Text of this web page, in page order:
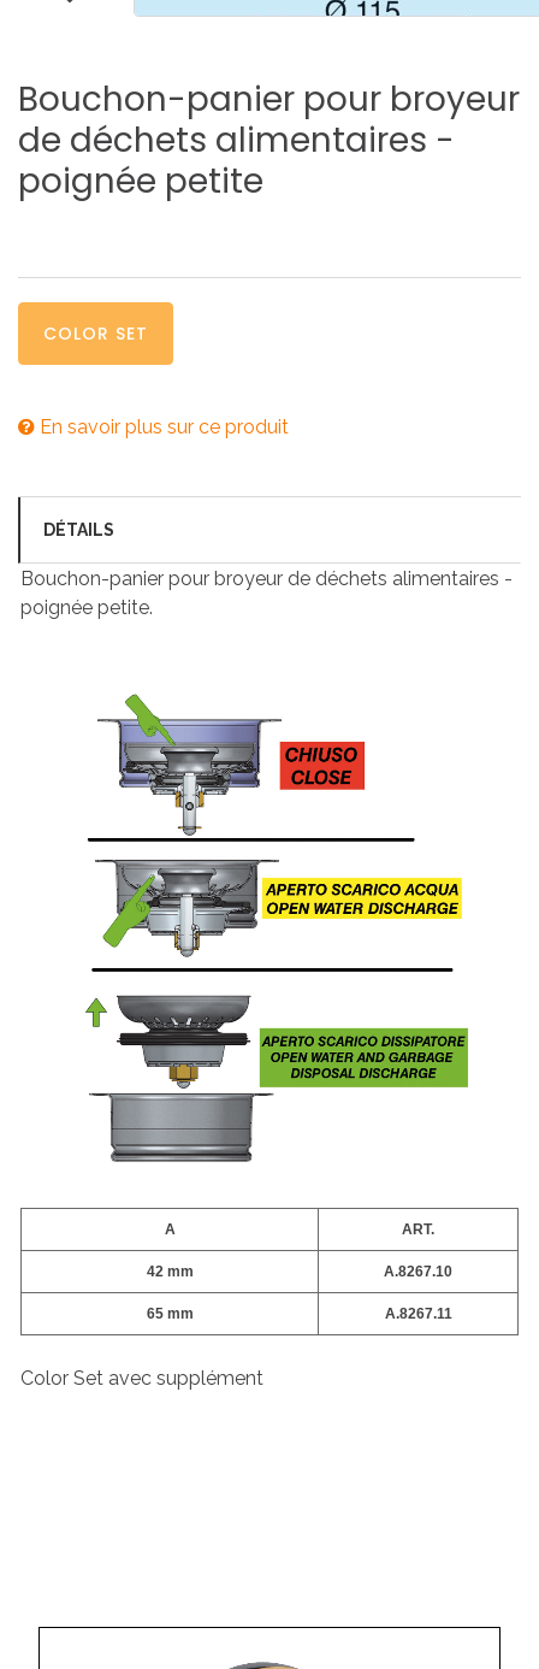
Bouchon-panier pour broyeur
de déchets alimentaires -
poignée petite
COLOR SET
En savoir plus sur ce produit
DÉTAILS
Bouchon-panier pour broyeur de déchets alimentaires -
poignée petite.
A ART.
42 mm A.8267.10
65 mm A.8267.11
Color Set avec supplément